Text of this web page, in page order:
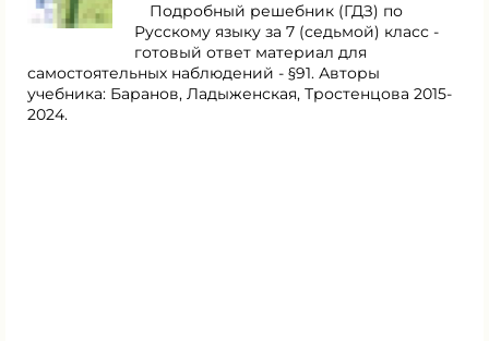
Подробный решебник (ГДЗ) по
Русскому языку за 7 (седьмой) класс -
готовый ответ материал для
самостоятельных наблюдений - §91. Авторы
учебника: Баранов, Ладыженская, Тростенцова 2015-
2024.